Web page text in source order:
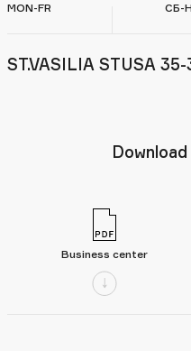
MON-FR СБ-
ST.VASILIA STUSA 35-
Business center